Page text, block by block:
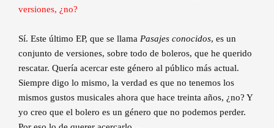
versiones, ¿no?
Sí. Este último EP, que se llama Pasajes conocidos, es un
conjunto de versiones, sobre todo de boleros, que he querido
rescatar. Quería acercar este género al público más actual.
Siempre digo lo mismo, la verdad es que no tenemos los
mismos gustos musicales ahora que hace treinta años, ¿no? Y
yo creo que el bolero es un género que no podemos perder.